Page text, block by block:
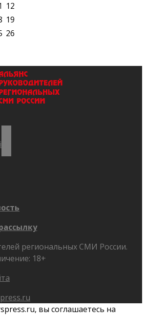
12
19
26
региональных СМИ России.
18+
вы соглашаетесь на